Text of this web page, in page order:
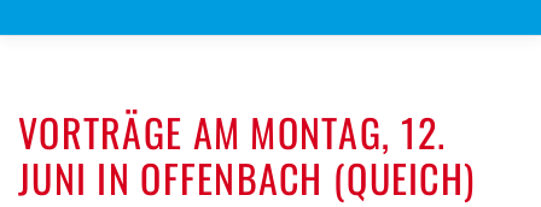
PROGRAMM VORSTAND ARCHIV
SPENDEN KONTAKT
VORTRÄGE AM MONTAG, 12.
JUNI IN OFFENBACH (QUEICH)